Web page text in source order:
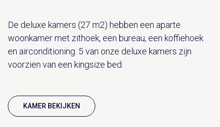
De deluxe kamers (27 m2) hebben een aparte
woonkamer met zithoek, een bureau, een koffiehoek
en airconditioning. 5 van onze deluxe kamers zijn
voorzien van een kingsize bed.
KAMER BEKIJKEN